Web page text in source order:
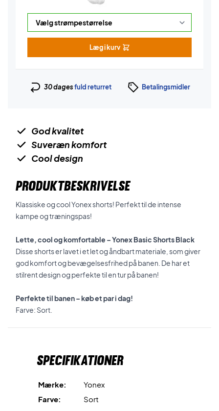
Læg i kurv
30 dagesfuld returret Betalingsmidler
God kvalitet
Suveræn komfort
Cool design
PRODUKTBESKRIVELSE
Klassiske og cool Yonex shorts! Perfekt til de intense
kampe og træningspas!
Lette, cool og komfortable – Yonex Basic Shorts Black
Disse shorts er lavet i et let og åndbart materiale, som giver
god komfort og bevægelsesfrihed på banen. De har et
stilrent design og perfekte til en tur på banen!
Perfekte til banen – køb et par i dag!
Farve: Sort.
Specifikationer
Mærke:
Yonex
Farve:
Sort